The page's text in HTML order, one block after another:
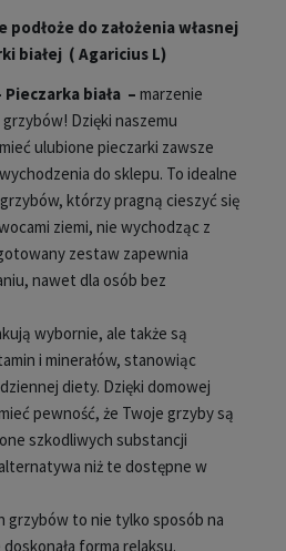
do założenia własnej
białej ( Agaricius L)
Pieczarka biała – marzenie
Dzięki naszemu
ulubione pieczarki zawsze
do sklepu. To idealne
którzy pragną cieszyć się
ziemi, nie wychodząc z
zestaw zapewnia
nawet dla osób bez
wybornie, ale także są
i minerałów, stanowiąc
diety. Dzięki domowej
pewność, że Twoje grzyby są
szkodliwych substancji
niż te dostępne w
grzybów to nie tylko sposób na
forma relaksu.